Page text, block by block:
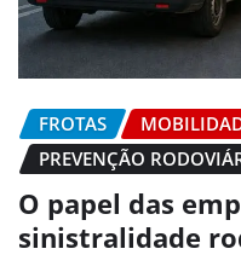
FROTAS
PREVENÇÃO
O papel das
sinistralidade